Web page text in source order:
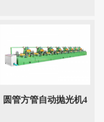
圆管方管自动抛光机4